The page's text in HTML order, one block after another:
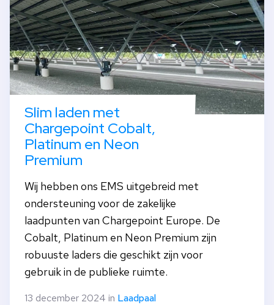
Slim laden met
Chargepoint Cobalt,
Platinum en Neon
Premium
Wij hebben ons EMS uitgebreid met
ondersteuning voor de zakelijke
laadpunten van Chargepoint Europe. De
Cobalt, Platinum en Neon Premium zijn
robuuste laders die geschikt zijn voor
gebruik in de publieke ruimte.
13 december 2024 in Laadpaal